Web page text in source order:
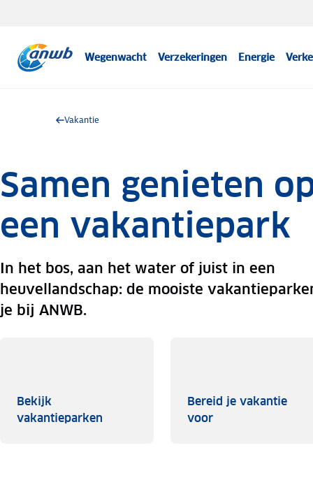
Wegenwacht Verzekeringen Energie
Vakantie
Samen genieten
een vakantiepark
In het bos, aan het water of juist in een
heuvellandschap: de mooiste
je bij ANWB.
Bekijk
vakantieparken Bekijk vakantieparken
Bereid je vakantie
voorBereid je vakantie